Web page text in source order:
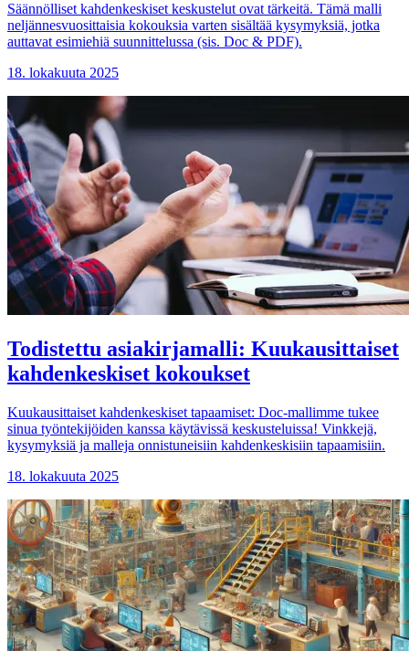
Säännölliset kahdenkeskiset keskustelut ovat tärkeitä. Tämä malli
neljännesvuosittaisia kokouksia varten sisältää kysymyksiä, jotka
auttavat esimiehiä suunnittelussa (sis. Doc & PDF).
18. lokakuuta 2025
Todistettu asiakirjamalli: Kuukausittaiset
kahdenkeskiset kokoukset
Kuukausittaiset kahdenkeskiset tapaamiset: Doc-mallimme tukee
sinua työntekijöiden kanssa käytävissä keskusteluissa! Vinkkejä,
kysymyksiä ja malleja onnistuneisiin kahdenkeskisiin tapaamisiin.
18. lokakuuta 2025